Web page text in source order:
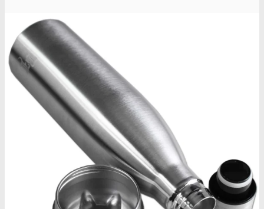
Nirvana Seeds
R
Ripper Seeds
Royal Queen Seeds
Serious Seeds
Sumo Seeds
Super Strains
Seedsman Co.